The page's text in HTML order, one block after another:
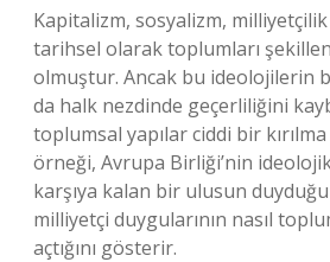
Kapitalizm, sosyalizm,
tarihsel olarak toplumları
olmuştur. Ancak bu ideolojilerin
da halk nezdinde geçerliliğini
toplumsal yapılar ciddi bir
örneği, Avrupa Birliği’nin
karşıya kalan bir ulusun
milliyetçi duygularının nasıl
açtığını gösterir.